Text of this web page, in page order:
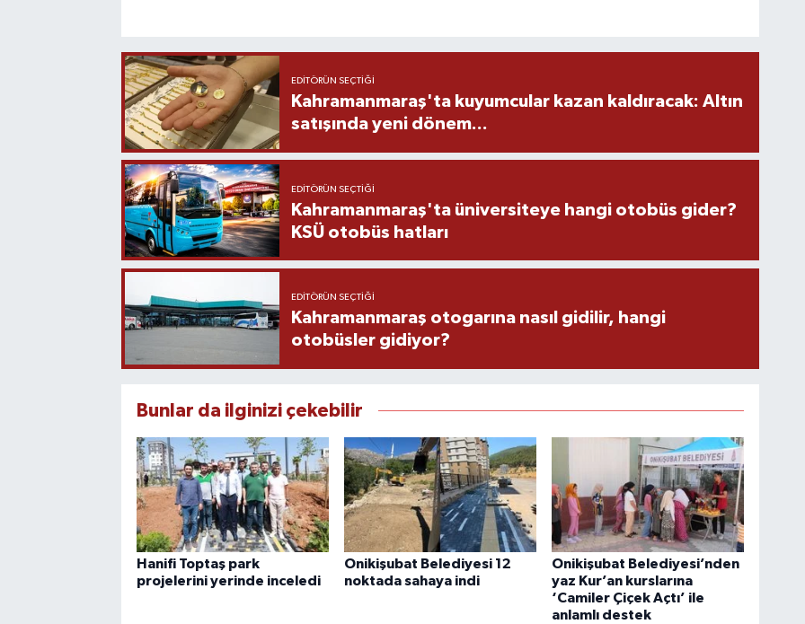
EDITÖRÜN SEÇTIĞI
Kahramanmaraş'ta kuyumcular kazan kaldıracak: Altın
satışında yeni dönem...
EDITÖRÜN SEÇTIĞI
Kahramanmaraş'ta üniversiteye hangi otobüs gider?
KSÜ otobüs hatları
EDITÖRÜN SEÇTIĞI
Kahramanmaraş otogarına nasıl gidilir, hangi
otobüsler gidiyor?
Bunlar da ilginizi çekebilir
Hanifi Toptaş park
projelerini yerinde inceledi
Onikişubat Belediyesi 12
noktada sahaya indi
Onikişubat Belediyesi’nden
yaz Kur’an kurslarına
‘Camiler Çiçek Açtı’ ile
anlamlı destek